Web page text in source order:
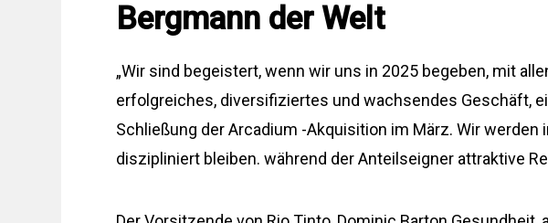
Bergmann der Welt
„Wir sind begeistert, wenn wir uns in 2025 begeben, mit
erfolgreiches, diversifiziertes und wachsendes Geschäft,
Schließung der Arcadium -Akquisition im März. Wir
diszipliniert bleiben. während der Anteilseigner attraktive